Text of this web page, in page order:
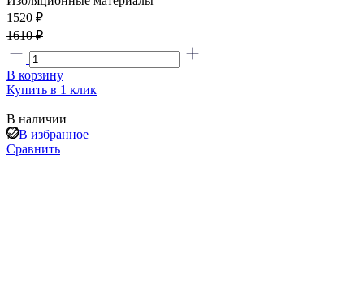
1520 ₽
1610 ₽
В корзину
Купить в 1 клик
В наличии
В избранное
Сравнить